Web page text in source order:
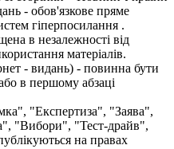
- обов'язкове пряме
гіперпосилання .
в незалежності від
матеріалів.
- видань) - повинна бути
в першому абзаці
"Експертиза", "Заява",
"Вибори", "Тест-драйв",
на правах